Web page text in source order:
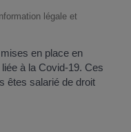
légale et
en place en
à la Covid-19. Ces
êtes salarié de droit